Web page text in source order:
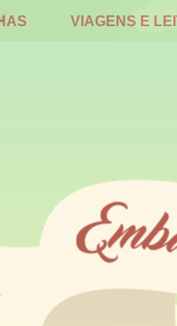
VIAGENS E